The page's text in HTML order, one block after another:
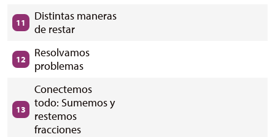
11
Distintas maneras
de restar
12
Resolvamos
problemas
13
Conectemos
todo: Sumemos y
restemos
fracciones